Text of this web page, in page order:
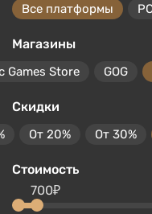
Все платформы
Магазины
Games Store GOG
Скидки
От 20% От 30%
Стоимость
700₽